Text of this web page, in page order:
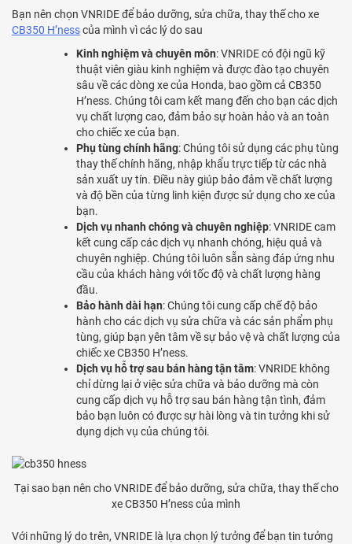
Bạn nên chọn VNRIDE để bảo dưỡng, sửa chữa, thay thế cho xe
CB350 H’nesscủa mình vì các lý do sau
Kinh nghiệm và chuyên môn: VNRIDE có đội ngũ kỹ
thuật viên giàu kinh nghiệm và được đào tạo chuyên
sâu về các dòng xe của Honda, bao gồm cả CB350
H’ness. Chúng tôi cam kết mang đến cho bạn các dịch
vụ chất lượng cao, đảm bảo sự hoàn hảo và an toàn
cho chiếc xe của bạn.
Phụ tùng chính hãng: Chúng tôi sử dụng các phụ tùng
thay thế chính hãng, nhập khẩu trực tiếp từ các nhà
sản xuất uy tín. Điều này giúp bảo đảm về chất lượng
và độ bền của từng linh kiện được sử dụng cho xe của
bạn.
Dịch vụ nhanh chóng và chuyên nghiệp: VNRIDE cam
kết cung cấp các dịch vụ nhanh chóng, hiệu quả và
chuyên nghiệp. Chúng tôi luôn sẵn sàng đáp ứng nhu
cầu của khách hàng với tốc độ và chất lượng hàng
đầu.
Bảo hành dài hạn: Chúng tôi cung cấp chế độ bảo
hành cho các dịch vụ sửa chữa và các sản phẩm phụ
tùng, giúp bạn yên tâm về sự bảo vệ và chất lượng của
chiếc xe CB350 H’ness.
Dịch vụ hỗ trợ sau bán hàng tận tâm: VNRIDE không
chỉ dừng lại ở việc sửa chữa và bảo dưỡng mà còn
cung cấp dịch vụ hỗ trợ sau bán hàng tận tình, đảm
bảo bạn luôn có được sự hài lòng và tin tưởng khi sử
dụng dịch vụ của chúng tôi.
Tại sao bạn nên cho VNRIDE để bảo dưỡng, sửa chữa, thay thế cho
xe CB350 H’ness của mình
Với những lý do trên, VNRIDE là lựa chọn lý tưởng để bạn tin tưởng